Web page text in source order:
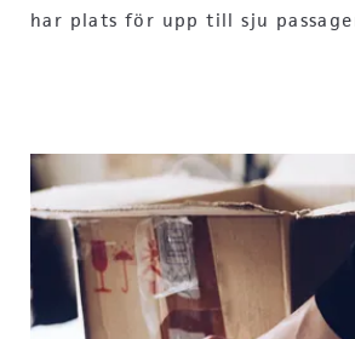
har plats för upp till sju